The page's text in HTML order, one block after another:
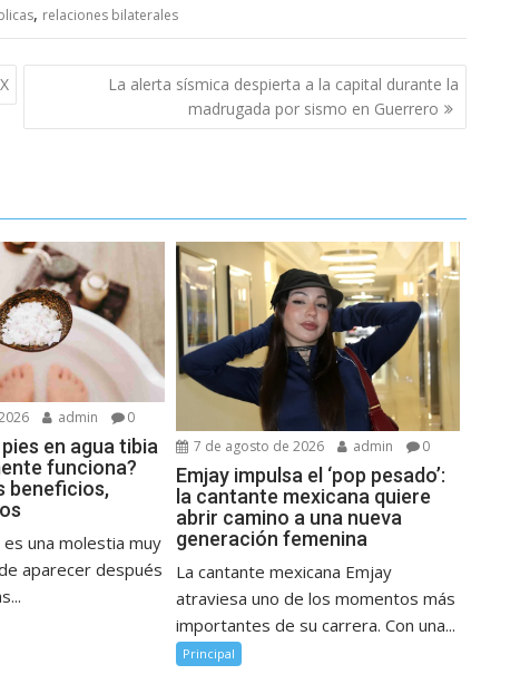
, relaciones bilaterales
La alerta sísmica despierta a la capital durante la
madrugada por sismo en Guerrero
admin 0
en agua tibia
funciona?
beneficios,
una molestia muy
aparecer después
7 de agosto de 2026 admin 0
Emjay impulsa el ‘pop pesado’:
la cantante mexicana quiere
abrir camino a una nueva
generación femenina
La cantante mexicana Emjay
atraviesa uno de los momentos más
importantes de su carrera. Con una...
Principal